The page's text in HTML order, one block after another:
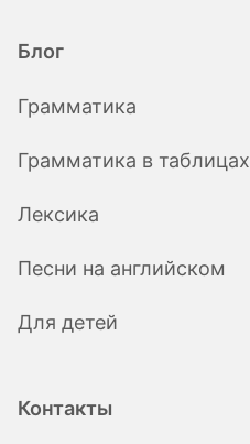
Блог
Грамматика
Грамматика в таблицах
Лексика
Песни на английском
Для детей
Контакты